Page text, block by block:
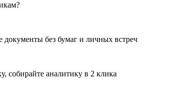
документы без бумаг и личных встреч
собирайте аналитику в 2 клика